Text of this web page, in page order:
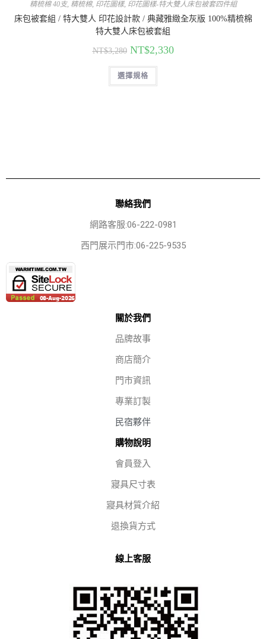
精梳棉 40支, 精梳棉, 印花圖樣, 印花圖樣-特大雙人床包被套四件組
床包被套組 / 特大雙人 印花設計款 / 典藏雅緻全灰版 100%精梳棉
特大雙人床包被套組
NT$3,280 NT$2,330
選擇規格
聯絡我們
網路客服:06-222-0981
西門展示門市:06-225-9535
關於我們
品牌故事
商店簡介
門市資訊
專業訂製
民宿夥伴
購物說明
會員登入
寢具尺寸表
寢具材質介紹
退換貨方式
線上客服